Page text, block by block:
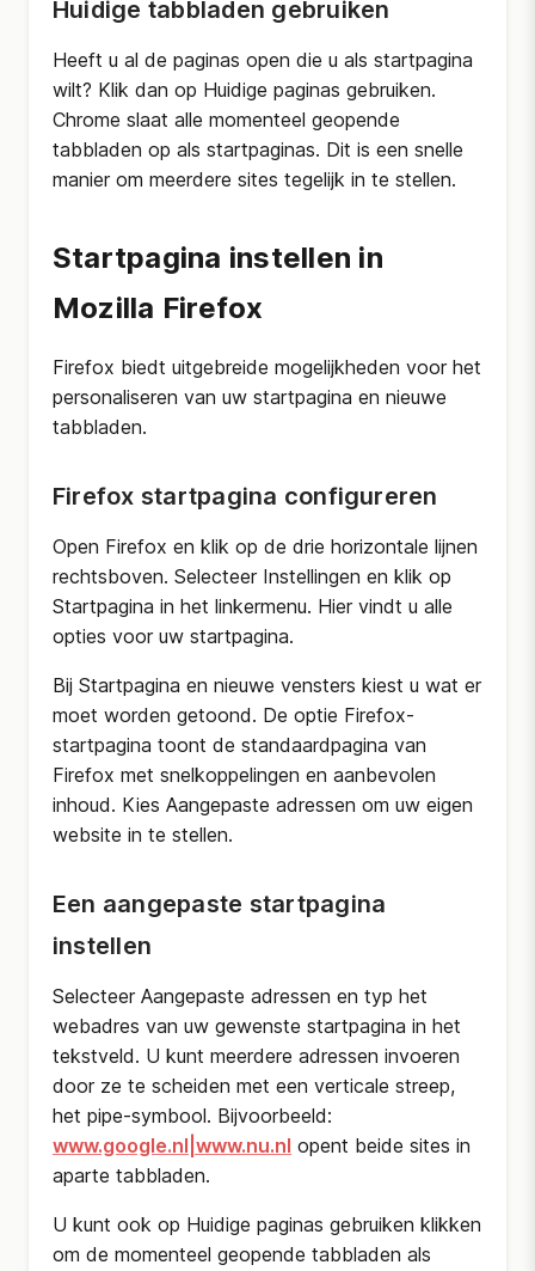
Huidige tabbladen gebruiken
Heeft u al de paginas open die u als startpagina
wilt? Klik dan op Huidige paginas gebruiken.
Chrome slaat alle momenteel geopende
tabbladen op als startpaginas. Dit is een snelle
manier om meerdere sites tegelijk in te stellen.
Startpagina instellen in
Mozilla Firefox
Firefox biedt uitgebreide mogelijkheden voor het
personaliseren van uw startpagina en nieuwe
tabbladen.
Firefox startpagina configureren
Open Firefox en klik op de drie horizontale lijnen
rechtsboven. Selecteer Instellingen en klik op
Startpagina in het linkermenu. Hier vindt u alle
opties voor uw startpagina.
Bij Startpagina en nieuwe vensters kiest u wat er
moet worden getoond. De optie Firefox-
startpagina toont de standaardpagina van
Firefox met snelkoppelingen en aanbevolen
inhoud. Kies Aangepaste adressen om uw eigen
website in te stellen.
Een aangepaste startpagina
instellen
Selecteer Aangepaste adressen en typ het
webadres van uw gewenste startpagina in het
tekstveld. U kunt meerdere adressen invoeren
door ze te scheiden met een verticale streep,
het pipe-symbool. Bijvoorbeeld:
www.google.nl|www.nu.nl opent beide sites in
aparte tabbladen.
U kunt ook op Huidige paginas gebruiken klikken
om de momenteel geopende tabbladen als